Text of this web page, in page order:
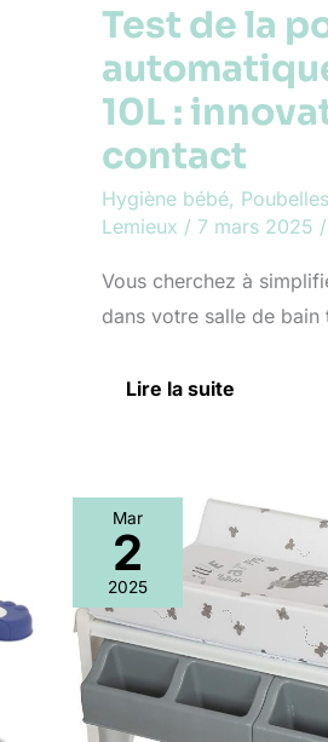
Test de la
10L :
contact
Hygiène bébé,
Lemieux / 7 mars 2025 /
Vous cherchez à
dans votre salle de bain
Lire la suite
Mar
2
2025
Test
:
table
à
langer
baignoire